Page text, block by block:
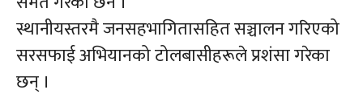
स्थानीयस्तरमै जनसहभागितासहित सञ्चालन गरिएको
सरसफाई अभियानको टोलबासीहरूले प्रशंसा गरेका
छन् ।